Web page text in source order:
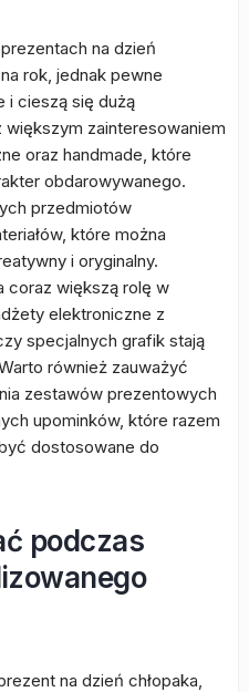
na dzień
rok, jednak pewne
i cieszą się dużą
zainteresowaniem
oraz handmade, które
obdarowywanego.
przedmiotów
które można
i oryginalny.
coraz większą rolę w
elektroniczne z
specjalnych grafik stają
również zauważyć
zestawów prezentowych
upominków, które razem
dostosowane do
podczas
na dzień chłopaka,